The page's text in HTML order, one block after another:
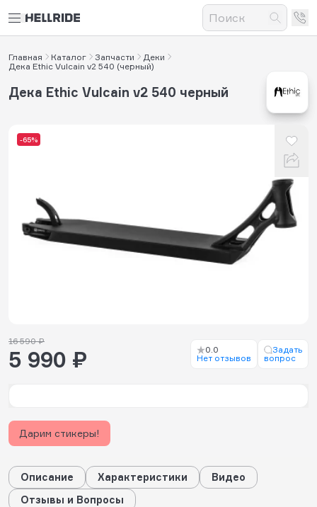
Главная Каталог Запчасти
Деки
Дека Ethic Vulcain v2 540 (черный)
-65%
Дека Ethic Vulcain v2 540 черный
16 590 ₽
5 990 ₽
0.0
Нет отзывов
Задать
вопрос
Дарим стикеры!
Описание Характеристики
Видео
Отзывы и Вопросы